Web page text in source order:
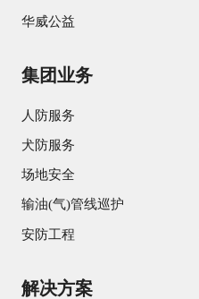
华威公益
集团业务
人防服务
犬防服务
场地安全
输油(气)管线巡护
安防工程
解决方案